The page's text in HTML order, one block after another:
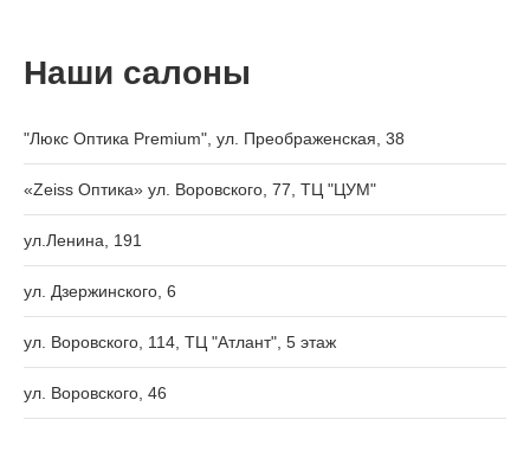
Наши салоны
"Люкс Оптика Premium", ул. Преображенская, 38
«Zeiss Оптика» ул. Воровского, 77, ТЦ "ЦУМ"
ул.Ленина, 191
ул. Дзержинского, 6
ул. Воровского, 114, ТЦ "Атлант", 5 этаж
ул. Воровского, 46